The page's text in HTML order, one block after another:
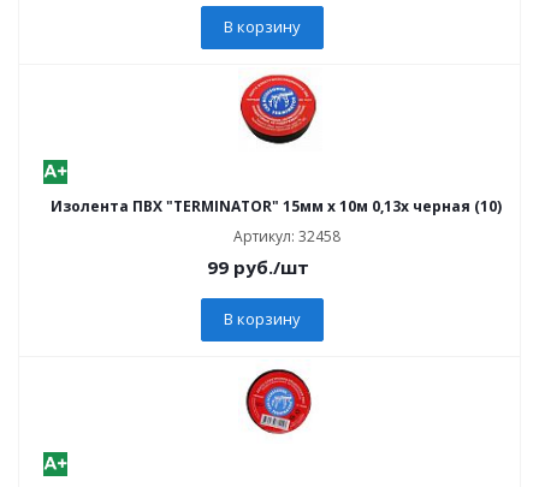
В корзину
Изолента ПВХ "TERMINATOR" 15мм x 10м 0,13x черная (10)
Артикул: 32458
99руб./шт
В корзину